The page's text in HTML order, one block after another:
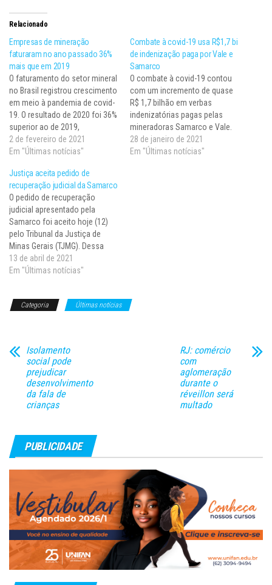
Relacionado
Empresas de mineração
faturaram no ano passado 36%
mais que em 2019
O faturamento do setor mineral
no Brasil registrou crescimento
em meio à pandemia de covid-
19. O resultado de 2020 foi 36%
superior ao de 2019,
alcançando a cifra de R$209
bilhões. O dado consta em
Instituto Brasileiro de
Mineração (Ibram), entidade
que reúne as maiores…
2 de fevereiro de 2021
Em "Últimas notícias"
Combate à covid-19 usa R$1,7 bi
de indenização paga por Vale e
Samarco
O combate à covid-19 contou
com um incremento de quase
R$ 1,7 bilhão em verbas
indenizatórias pagas pelas
mineradoras Samarco e Vale.
Esse montante é a soma dos
recursos liberados em oito
28 de janeiro de 2021
Em "Últimas notícias"
Justiça aceita pedido de
recuperação judicial da Samarco
O pedido de recuperação
judicial apresentado pela
Samarco foi aceito hoje (12)
pelo Tribunal da Justiça de
Minas Gerais (TJMG). Dessa
forma, ações judiciais movidas
por credores da mineradora
judicial é solicitada quando a
13 de abril de 2021
Em "Últimas notícias"
Categoria Últimas notícias
Isolamento
social pode
prejudicar
desenvolvimento
da fala de
crianças
RJ: comércio
com
aglomeração
durante o
réveillon será
multado
PUBLICIDADE